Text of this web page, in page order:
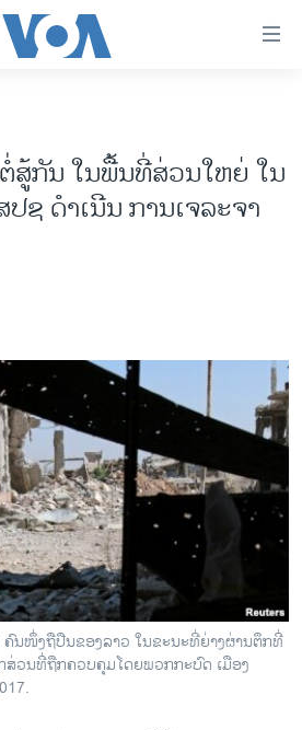
ສະຫະລັດ 2024
ສູ້ກັນ ໃນພື້ນທີ່ສ່ວນໃຫຍ່ ໃນ
ຊ ດຳເນີນ ການເຈລະຈາ
ນໜຶ່ງຖືປືນຂອງລາວ ໃນຂະນະທີ່ຍ່າງຜ່ານຕຶກທີ່
ສ່ວນທີ່ຖືກຄວບຄຸມໂດຍພວກກະບົດ ເມືອງ